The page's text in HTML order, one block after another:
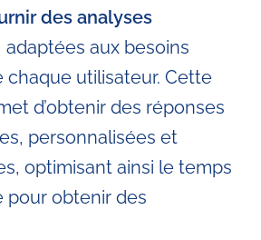
des analyses
adaptées aux besoins
chaque utilisateur. Cette
d’obtenir des réponses
personnalisées et
optimisant ainsi le temps
pour obtenir des